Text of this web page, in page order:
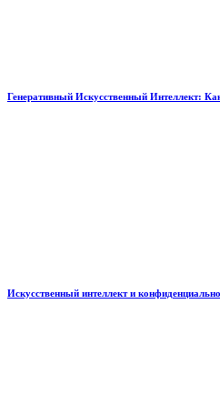
Генеративный Искусственный Интеллект:
Искусственный интеллект и